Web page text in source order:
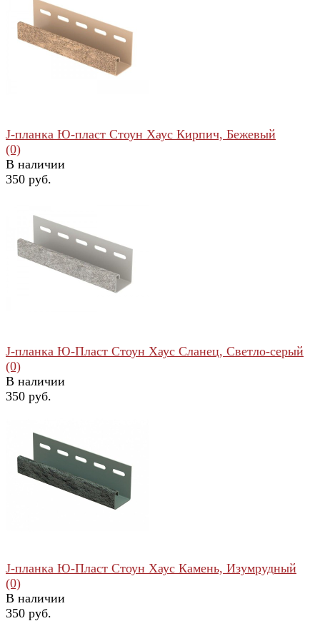
избранное сравнить
избранное сравнить
J-планка Ю-пласт Стоун Хаус Кирпич, Бежевый
(0)
В наличии
350 руб.
избранное сравнить
J-планка Ю-Пласт Стоун Хаус Сланец, Светло-серый
(0)
В наличии
350 руб.
J-планка Ю-Пласт Стоун Хаус Камень, Изумрудный
(0)
В наличии
350 руб.